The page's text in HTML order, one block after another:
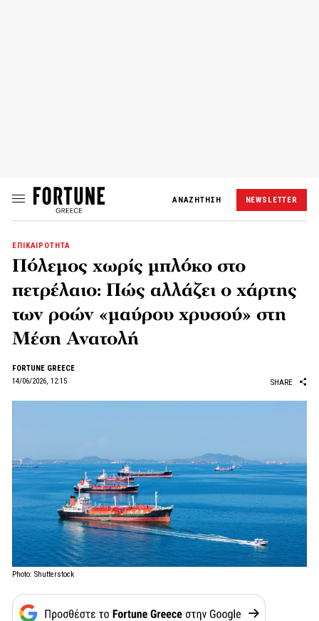
ΑΝΑΖΗΤΗΣΗ NEWSLETTER
ΕΠΙΚΑΙΡΟΤΗΤΑ
Πόλεμος χωρίς μπλόκο στο
πετρέλαιο: Πώς αλλάζει ο χάρτης
των ροών «μαύρου χρυσού» στη
Μέση Ανατολή
FORTUNE GREECE
14/06/2026, 12:15
SHARE
Photo: Shutterstock